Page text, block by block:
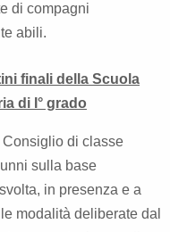
di compagni
abili.
finali della Scuola
di I° grado
Consiglio di classe
sulla base
in presenza e a
modalità deliberate dal